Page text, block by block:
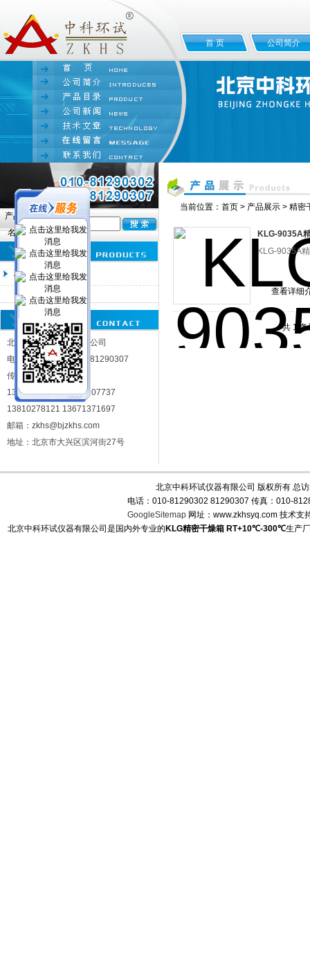
北京中科环试仪器有限公司
首 页 公司简介
产品
名:
精密干燥箱
KLG精密干燥箱
RT+10℃-300℃
北京中科环试仪器有限公司
电话：010-81290302 81290307
传真：010-81283287
13717963306 13693307737
13810278121 13671371697
邮箱：zkhs@bjzkhs.com
地址：北京市大兴区滨河街27号
当前位置： 首页 > 产品展示 > 精密
KLG-9035A
KLG-9035A
查看详细
共 1
北京中科环试仪器有限公司 版权所有 总
电话：010-81290302 81290307 传真：010-
GoogleSitemap网址：www.zkhsyq.com 技术支
北京中科环试仪器有限公司是国内外专业的 KLG精密干燥箱 RT+10℃-300℃生产